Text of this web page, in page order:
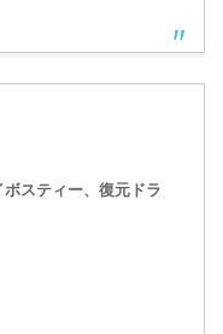
スティー、復元ドラ